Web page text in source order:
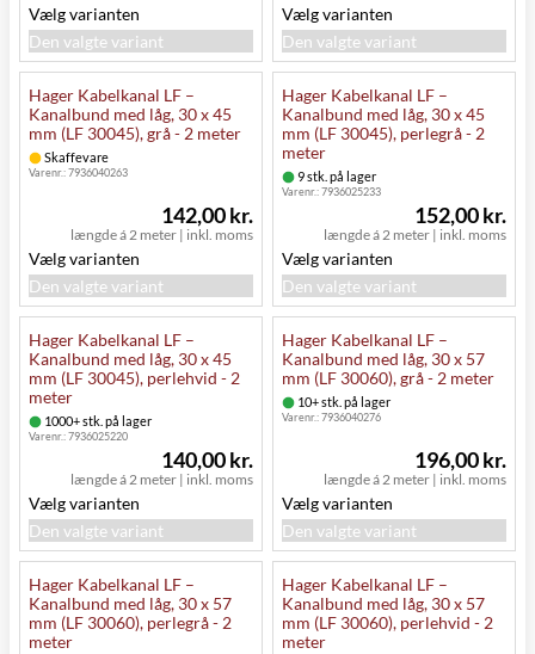
Vælg varianten
Den valgte variant
Vælg varianten
Den valgte variant
Hager Kabelkanal LF –
Kanalbund med låg, 30 x 45
mm (LF 30045), grå - 2 meter
Skaffevare
Varenr.:7936040263
længde á 2 meter | inkl. moms
142,00 kr.
Vælg varianten
Den valgte variant
Hager Kabelkanal LF –
Kanalbund med låg, 30 x 45
mm (LF 30045), perlegrå - 2
meter
9 stk. på lager
Varenr.:7936025233
længde á 2 meter | inkl. moms
152,00 kr.
Vælg varianten
Den valgte variant
Hager Kabelkanal LF –
Kanalbund med låg, 30 x 45
mm (LF 30045), perlehvid - 2
meter
1000+ stk. på lager
Varenr.:7936025220
længde á 2 meter | inkl. moms
140,00 kr.
Vælg varianten
Den valgte variant
Hager Kabelkanal LF –
Kanalbund med låg, 30 x 57
mm (LF 30060), grå - 2 meter
10+ stk. på lager
Varenr.:7936040276
længde á 2 meter | inkl. moms
196,00 kr.
Vælg varianten
Den valgte variant
Hager Kabelkanal LF –
Kanalbund med låg, 30 x 57
mm (LF 30060), perlegrå - 2
meter
Hager Kabelkanal LF –
Kanalbund med låg, 30 x 57
mm (LF 30060), perlehvid - 2
meter